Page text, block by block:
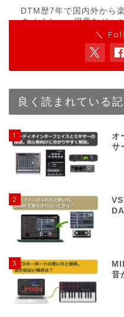
DTM歴7年で国内外から
クメイカー。得意なジャ
ス、アンビエント。
実績もあり。これまでの
とにDTMerに有益な情報
＼
良く読まれている
1
オ
サ
2
3
音